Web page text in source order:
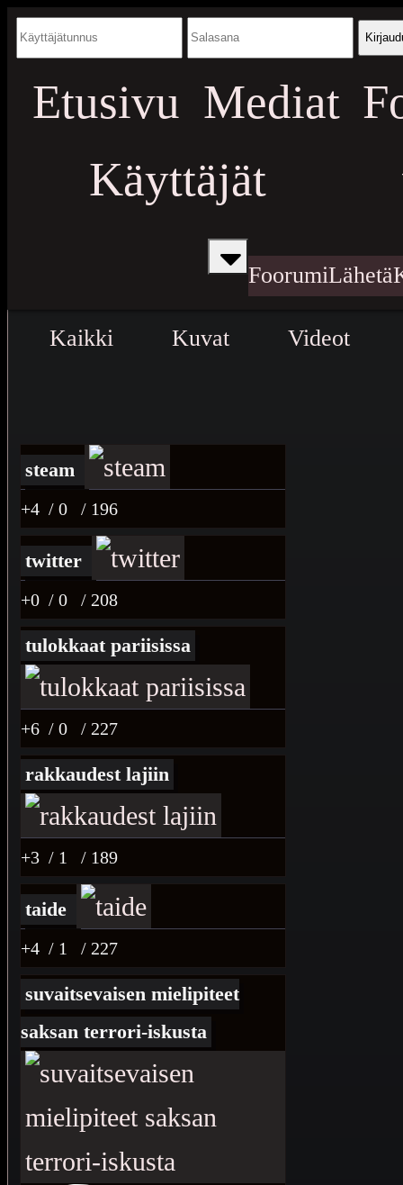
Etusivu Mediat
Käyttäjät
FoorumiLähetä
Kaikki Kuvat Videot
steam
+4 / 0 / 196
twitter
+0 / 0 / 208
tulokkaat pariisissa
+6 / 0 / 227
rakkaudest lajiin
+3 / 1 / 189
taide
+4 / 1 / 227
suvaitsevaisen mielipiteet
saksan terrori-iskusta